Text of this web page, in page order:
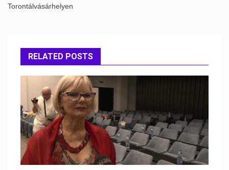
Torontálvásárhelyen
RELATED POSTS